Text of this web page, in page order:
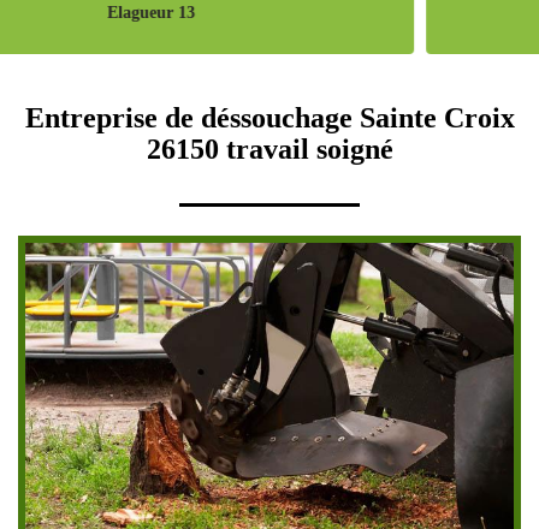
Entreprise de déssouchage Sainte Croix
26150 travail soigné